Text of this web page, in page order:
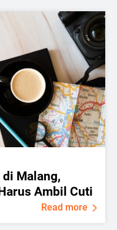
Malang,
Ambil Cuti
Read more